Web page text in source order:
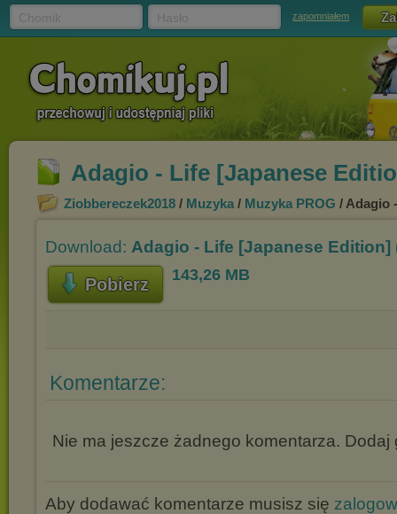
zapomniałem
Adagio - Life [Japanese
Ziobbereczek2018 / Muzyka / Muzyka PROG / Adagio
Download: Adagio - Life [Japanese Edition]
Pobierz 143,26 MB
Komentarze:
Nie ma jeszcze żadnego komentarza. Dodaj
Aby dodawać komentarze musisz się